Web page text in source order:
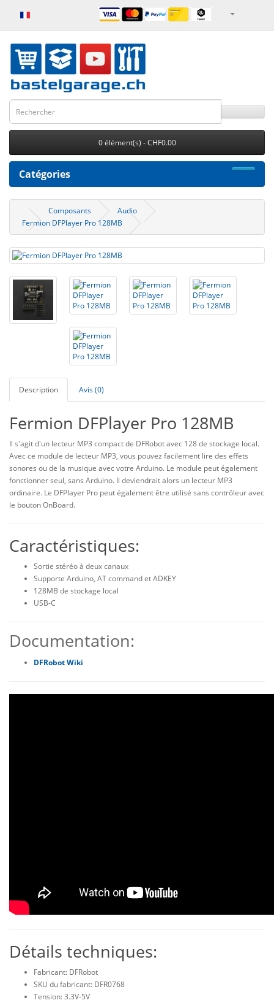
0 élément(s) - CHF0.00
Catégories
Composants
Audio
Fermion DFPlayer Pro 128MB
Description Avis (0)
Fermion DFPlayer Pro 128MB
Il s'agit d'un lecteur MP3 compact de DFRobot avec 128 de stockage local.
Avec ce module de lecteur MP3, vous pouvez facilement lire des effets
sonores ou de la musique avec votre Arduino. Le module peut également
fonctionner seul, sans Arduino. Il deviendrait alors un lecteur MP3
ordinaire. Le DFPlayer Pro peut également être utilisé sans contrôleur avec
le bouton OnBoard.
Caractéristiques:
Sortie stéréo à deux canaux
Supporte Arduino, AT command et ADKEY
128MB de stockage local
USB-C
Documentation:
DFRobot Wiki
Détails techniques:
Fabricant: DFRobot
SKU du fabricant: DFR0768
Tension: 3.3V-5V